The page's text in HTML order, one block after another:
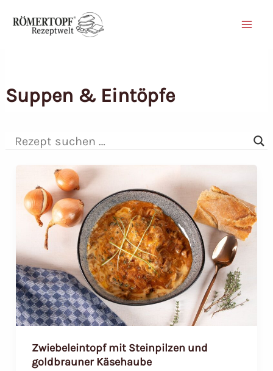
Inhalt
Suppen & Eintöpfe
Zwiebeleintopf mit Steinpilzen und
goldbrauner Käsehaube